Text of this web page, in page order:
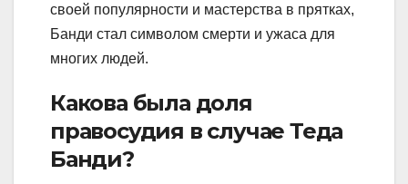
своей популярности и мастерства в прятках,
Банди стал символом смерти и ужаса для
многих людей.
Какова была доля
правосудия в случае Теда
Банди?